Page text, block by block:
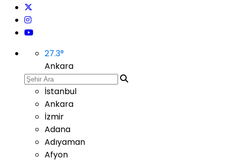
27.3°
Ankara
İstanbul
Ankara
İzmir
Adana
Adıyaman
Afyon